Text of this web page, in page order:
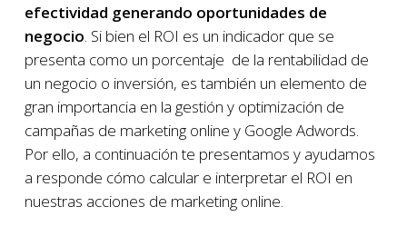
efectividad generando oportunidades de
negocio. Si bien el ROI es un indicador que se
presenta como un porcentaje de la rentabilidad de
un negocio o inversión, es también un elemento de
gran importancia en la gestión y optimización de
campañas de marketing online y Google Adwords.
Por ello, a continuación te presentamos y ayudamos
a responde cómo calcular e interpretar el ROI en
nuestras acciones de marketing online.